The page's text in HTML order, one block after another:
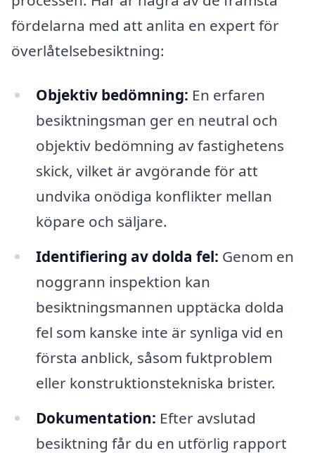
fördelarna med att anlita en expert för
överlåtelsebesiktning:
Objektiv bedömning: En erfaren
besiktningsman ger en neutral och
objektiv bedömning av fastighetens
skick, vilket är avgörande för att
undvika onödiga konflikter mellan
köpare och säljare.
Identifiering av dolda fel: Genom en
noggrann inspektion kan
besiktningsmannen upptäcka dolda
fel som kanske inte är synliga vid en
första anblick, såsom fuktproblem
eller konstruktionstekniska brister.
Dokumentation: Efter avslutad
besiktning får du en utförlig rapport